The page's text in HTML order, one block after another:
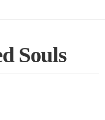
Souls